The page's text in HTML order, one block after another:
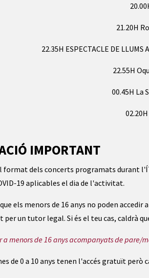
21.20H
22.35H ESPECTACLE DE LLUMS
22.55H
00.45H La
02.20H
IMPORTANT
format dels concerts programats durant
19 aplicables el dia de l'activitat.
els menors de 16 anys no poden
per un tutor legal. Si és el teu cas, caldrà
a menors de 16 anys acompanyats de
de 0 a 10 anys tenen l'accés gratuït però